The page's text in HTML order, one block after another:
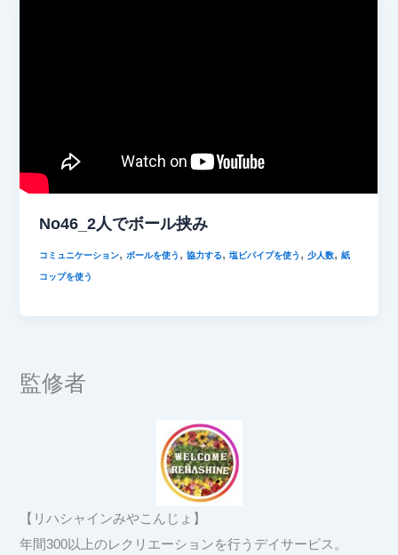
No46_2人でボール挟み
コミュニケーション,ボールを使う ,協力する,塩ビパイプを使う ,少人数,紙
コップを使う
監修者
【リハシャインみやこんじょ】
年間300以上のレクリエーションを行うデイサービス。